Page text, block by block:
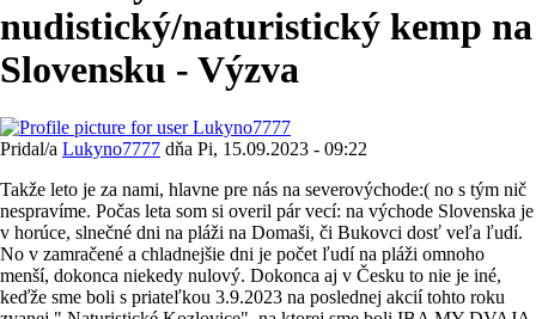
nudistický/naturistický kemp na
Slovensku - Výzva
Pridal/a Lukyno7777 dňa Pi, 15.09.2023 - 09:22
Takže leto je za nami, hlavne pre nás na severovýchode:( no s tým nič
nespravíme. Počas leta som si overil pár vecí: na východe Slovenska je
v horúce, slnečné dni na pláži na Domaši, či Bukovci dosť veľa ľudí.
No v zamračené a chladnejšie dni je počet ľudí na pláži omnoho
menší, dokonca niekedy nulový. Dokonca aj v Česku to nie je iné,
keďže sme boli s priateľkou 3.9.2023 na poslednej akcií tohto roku